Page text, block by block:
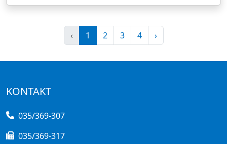
‹ 1 2 3 4 ›
KONTAKT
035/369-307
035/369-317